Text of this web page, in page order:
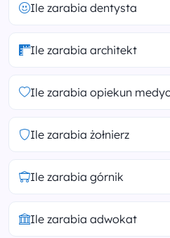
Ile zarabia dentysta
Ile zarabia architekt
Ile zarabia opiekun
Ile zarabia żołnierz
Ile zarabia górnik
Ile zarabia adwokat